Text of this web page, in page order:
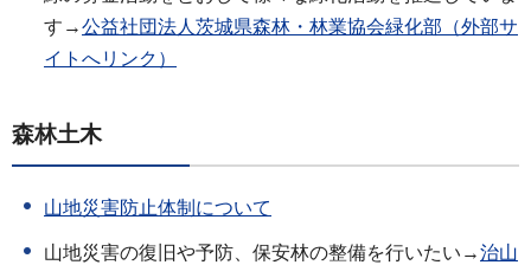
す→公益社団法人茨城県森林・林業協会緑化部（外部サ
イトへリンク）
森林土木
山地災害防止体制について
山地災害の復旧や予防、保安林の整備を行いたい→治山